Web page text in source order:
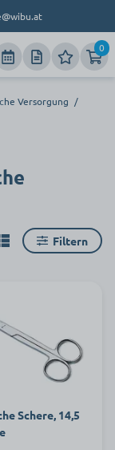
0
Versorgung /
Filtern
Schere, 14,5